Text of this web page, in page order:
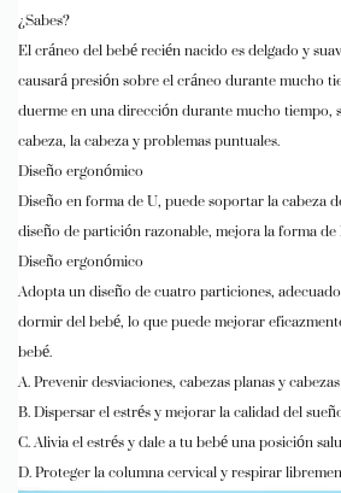
¿Sabes?
El cráneo del bebé recién nacido es delgado y
causará presión sobre el cráneo durante mucho
duerme en una dirección durante mucho tiempo,
cabeza, la cabeza y problemas puntuales.
Diseño ergonómico
Diseño en forma de U, puede soportar la cabeza
diseño de partición razonable, mejora la forma
Diseño ergonómico
Adopta un diseño de cuatro particiones,
dormir del bebé, lo que puede mejorar
bebé.
A. Prevenir desviaciones, cabezas planas y
B. Dispersar el estrés y mejorar la calidad del
C. Alivia el estrés y dale a tu bebé una posición
D. Proteger la columna cervical y respirar